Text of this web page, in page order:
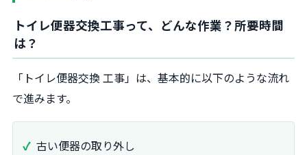
トイレ便器交換工事って、どんな作業？所要時間
は？
「トイレ便器交換 工事」は、基本的に以下のような流れ
で進みます。
古い便器の取り外し